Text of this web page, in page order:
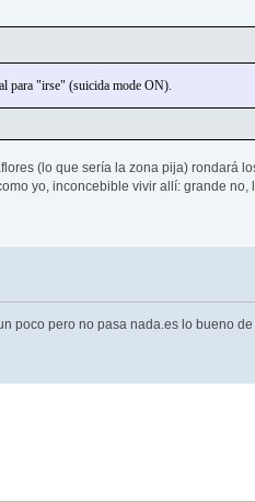
para "irse" (suicida mode ON).
(lo que sería la zona pija) rondará
yo, inconcebible vivir allí: grande
poco pero no pasa nada.es lo bueno